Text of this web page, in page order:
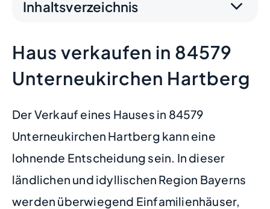
Inhaltsverzeichnis
Haus verkaufen in 84579
Unterneukirchen Hartberg
Der Verkauf eines Hauses in 84579
Unterneukirchen Hartberg kann eine
lohnende Entscheidung sein. In dieser
ländlichen und idyllischen Region Bayerns
werden überwiegend Einfamilienhäuser,